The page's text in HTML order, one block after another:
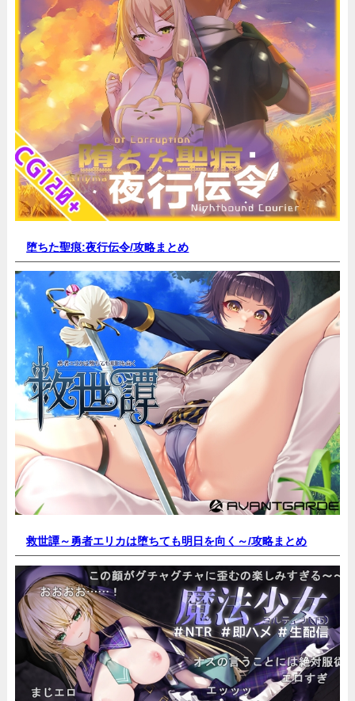
堕ちた聖痕:夜行伝令/攻略まとめ
救世譚～勇者エリカは堕ちても明日を向く～/攻略まとめ